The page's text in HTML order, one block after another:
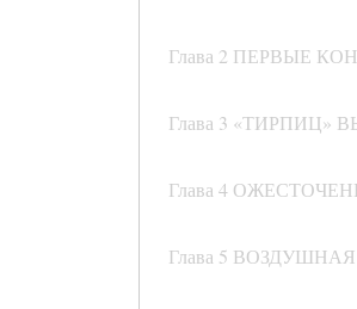
Глава 2 ПЕРВЫЕ
Глава 3 «ТИРПИЦ»
Глава 4
Глава 5